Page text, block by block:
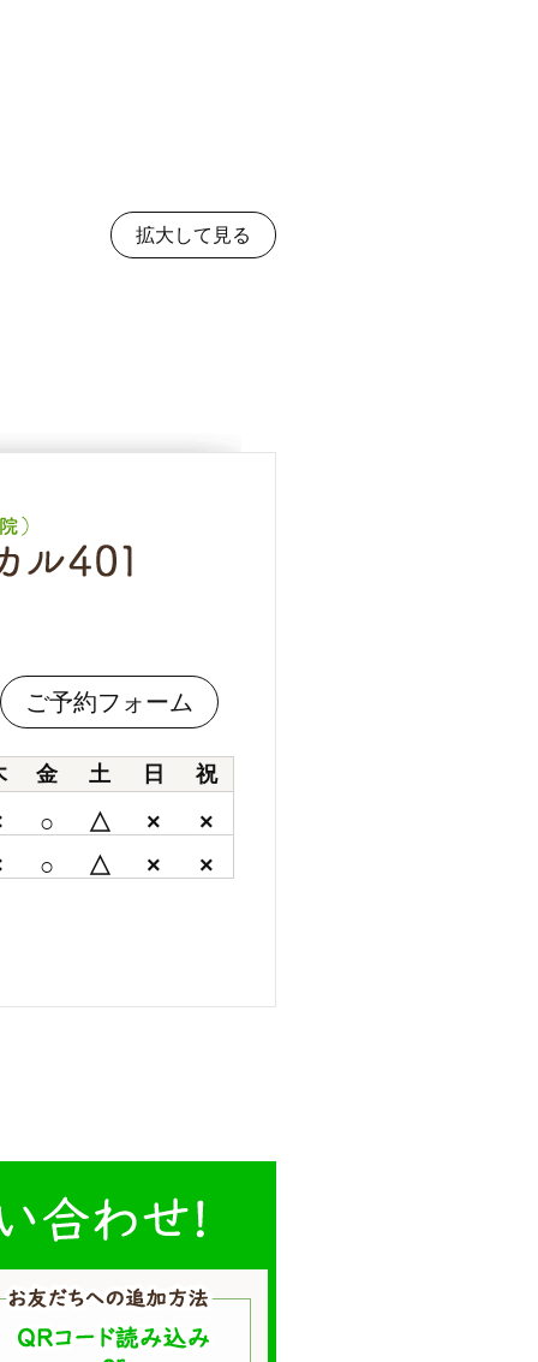
拡大して見る
ご予約フォーム
金 土 日 祝
○ △ ×
×
○ △ × ×